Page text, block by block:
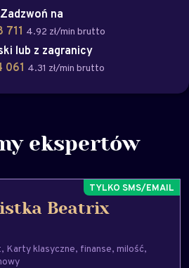
Zadzwoń na
711 4.92 zł/min brutto
lub z zagranicy
061 4.31 zł/min brutto
ekspertów
Beatrix
Karty klasyczne finanse milość